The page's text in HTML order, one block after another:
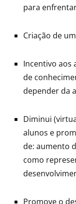
para
Criação de
Incentivo aos
de
depender da
Diminui
alunos e
de: aumento
como
Promove o